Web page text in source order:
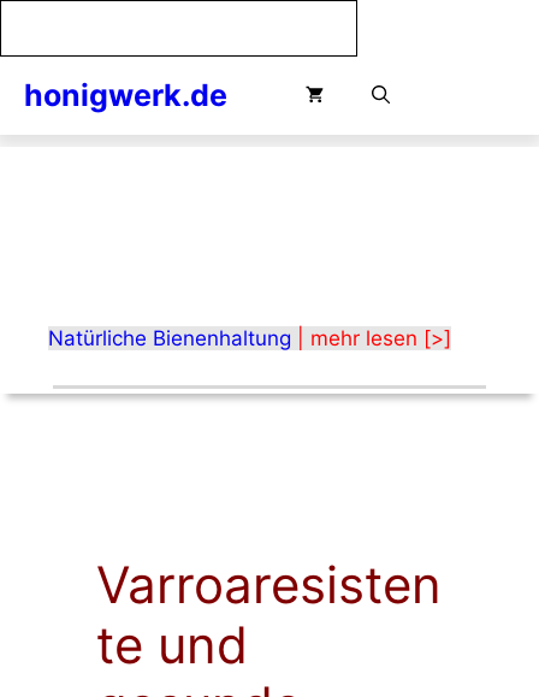
honigwerk.de
Natürliche Bienenhaltung | mehr lesen [>]
Varroaresisten
te und